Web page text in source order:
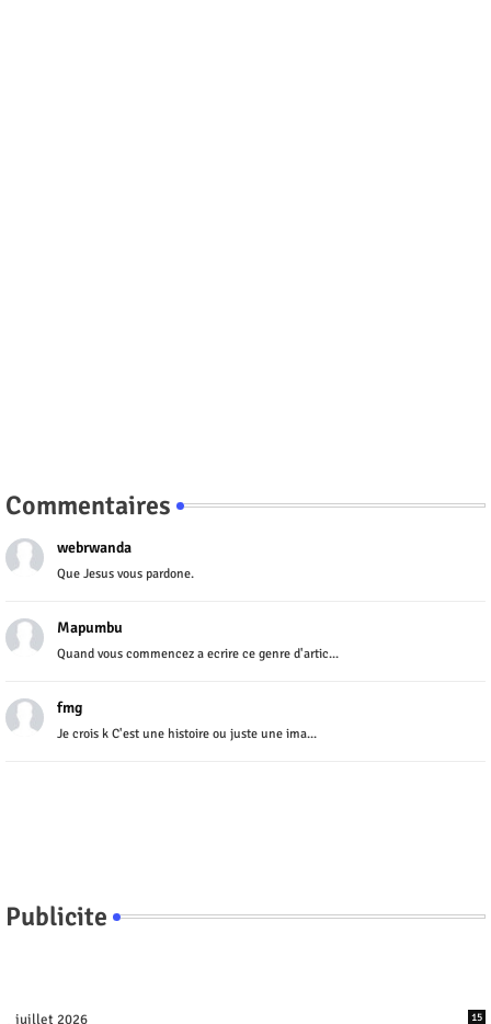
Commentaires
webrwanda
Que Jesus vous pardone.
Mapumbu
Quand vous commencez a ecrire ce genre d'artic...
fmg
Je crois k C'est une histoire ou juste une ima...
Publicite
juillet 2026 15